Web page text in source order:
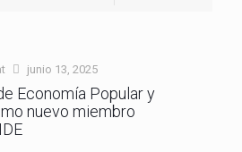
junio 13, 2025
Economía Popular y
nuevo miembro